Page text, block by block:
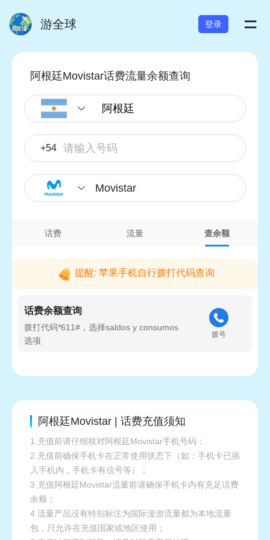
游全球 登录 =
阿根廷Movistar话费流量余额查询
+54
Movistar
话费 流量 查余额
提醒: 苹果手机自行拨打代码查询
话费余额查询
拨打代码*611#，选择saldos y consumos
选项
拨号
阿根廷Movistar | 话费充值须知
1.充值前请仔细核对阿根廷Movistar手机号码；
2.充值前确保手机卡在正常使用状态下（如：手机卡已插
入手机内，手机卡有信号等）；
3.充值阿根廷Movistar流量前请确保手机卡内有充足话费
余额；
4.流量产品没有特别标注为国际漫游流量都为本地流量
包，只允许在充值国家或地区使用；